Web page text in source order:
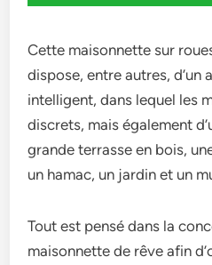
Cette maisonnette sur
dispose, entre autres, d’un
intelligent, dans lequel les
discrets, mais également
grande terrasse en bois,
un hamac, un jardin et un
Tout est pensé dans la
maisonnette de rêve afin